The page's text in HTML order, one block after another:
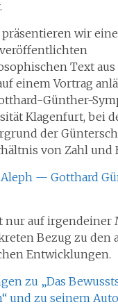
wir
Text aus
einem Vortrag
Günther-
Klagenfurt, bei
der
von Zahl und
— Gotthard
nur auf irgendeiner
Bezug zu den
Entwicklungen.
zu „Das
und zu seinem